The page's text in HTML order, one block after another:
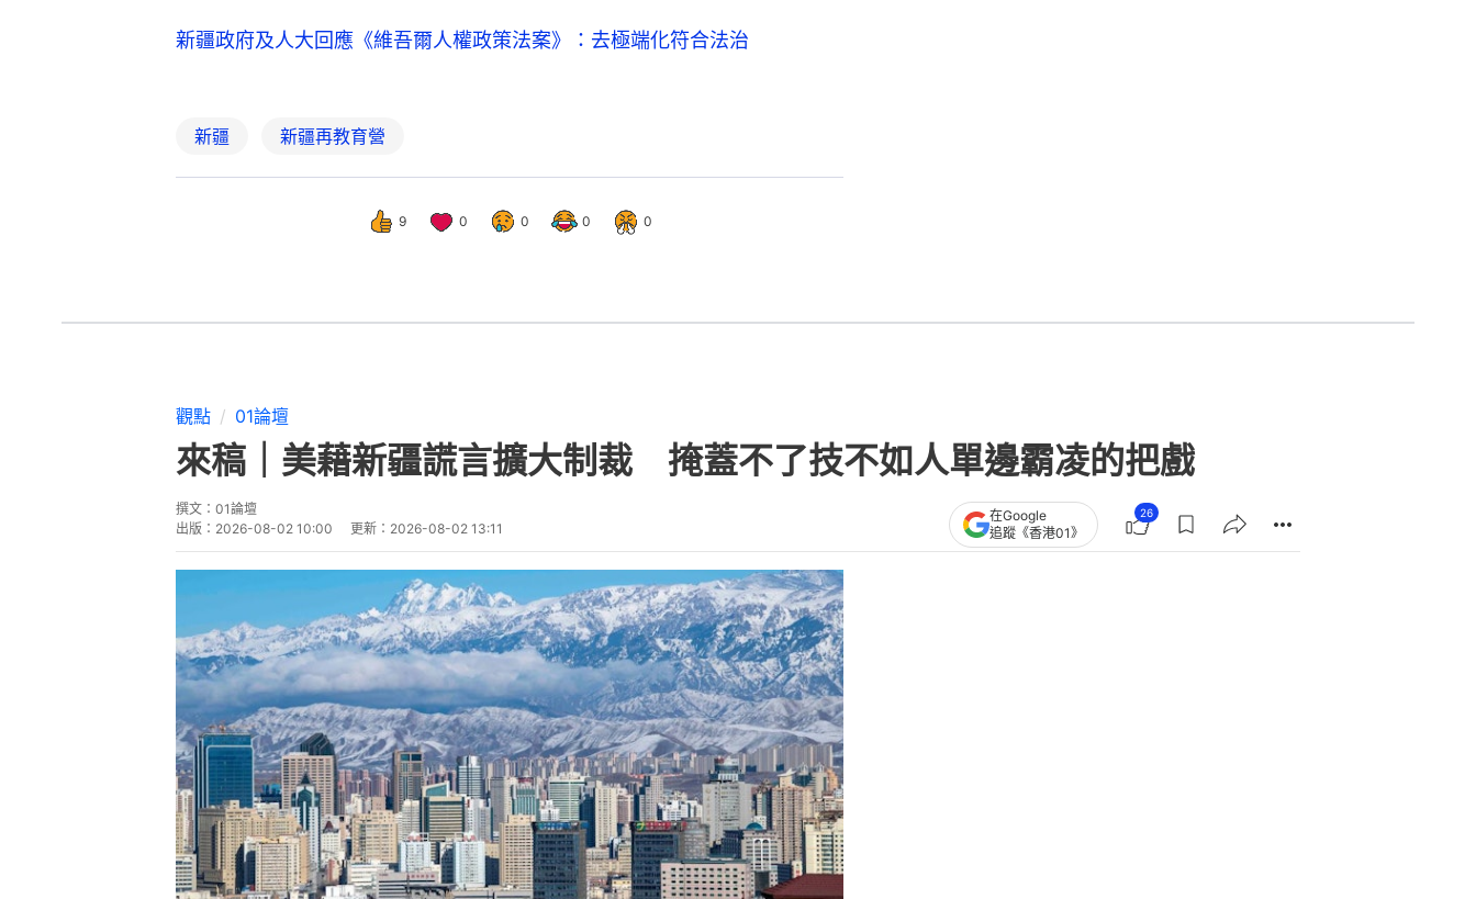
新疆政府及人大回應《維吾爾人權政策法案》：去極端化符合法治
新疆 新疆再教育營
9 0 0 0 0
觀點 01論壇
來稿｜美藉新疆謊言擴大制裁 掩蓋不了技不如人單邊霸凌的把戲
撰文： 01論壇
出版： 2026-08-02 10:00 更新： 2026-08-02 13:11
在Google
追蹤《香港01》
26